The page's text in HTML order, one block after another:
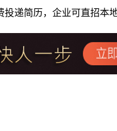
递简历，企业可直招本